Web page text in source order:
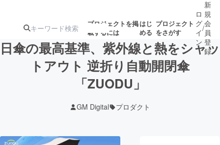
プロジェクトを掲
載するには
はじ
める
プロジェクト
をさがす
注目の新着プロ募集終了が近いプ
ロ
グ
イ
ン
/
新
規
会
員
登
録
日傘の最高基準、紫外線と熱をシャッ
トアウト 逆折り自動開閉傘
「ZUODU」
GM Digital プロダクト